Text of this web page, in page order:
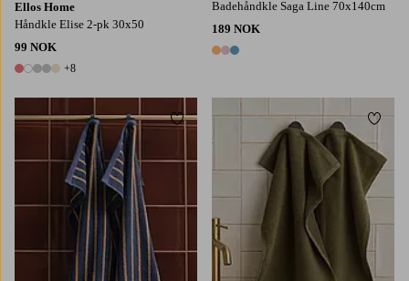
Ellos Home
Håndkle Elise 2-pk 30x50
99 NOK
13 farger
+8
Badehåndkle Saga Line 70x140cm
189 NOK
3 farger
Legg til favoritter